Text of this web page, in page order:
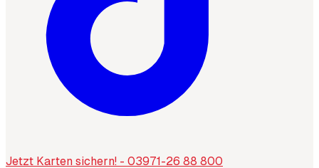
Jetzt Karten sichern! - 03971-26 88 800